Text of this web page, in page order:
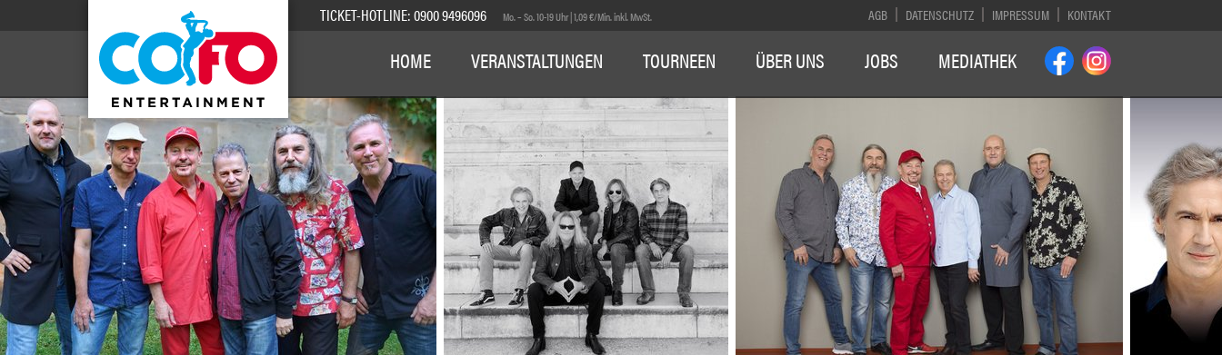
TICKET-HOTLINE:0900 9496096 Mo. – So. 10-19 Uhr | 1,09 €/Min. inkl. MwSt. AGB DATENSCHUTZ IMPRESSUM KONTAKT
HOME VERANSTALTUNGEN TOURNEEN ÜBER UNS JOBS MEDIATHEK
2 3 4 6 7 8 10 11